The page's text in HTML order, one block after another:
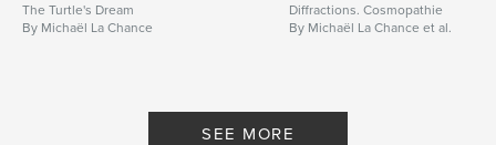
The Turtle's Dream
By Michaël La Chance
Diffractions. Cosmopathie
By Michaël La Chance et al.
SEE MORE